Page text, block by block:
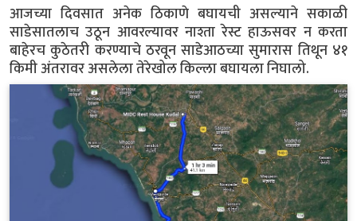
आजच्या दिवसात अनेक ठिकाणे बघायची असल्याने सकाळी
साडेसातलाच उठून आवरल्यावर नाश्ता रेस्ट हाऊसवर न करता
बाहेरच कुठेतरी करण्याचे ठरवून साडेआठच्या सुमारास तिथून ४१
किमी अंतरावर असलेला तेरेखोल किल्ला बघायला निघालो.